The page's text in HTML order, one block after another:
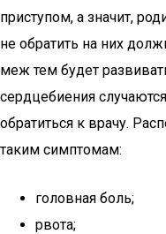
приступом, а значит,
не обратить на них
меж тем будет
сердцебиения
обратиться к врачу.
таким симптомам:
головная боль;
рвота;